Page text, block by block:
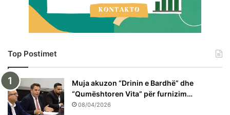
Top Postimet
Muja akuzon “Drinin e Bardhë” dhe
“Qumështoren Vita” për furnizim…
08/04/2026